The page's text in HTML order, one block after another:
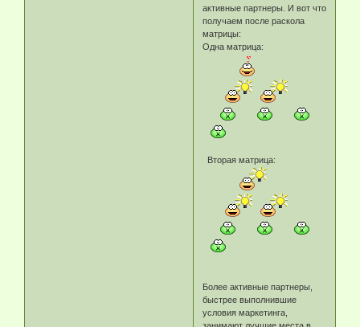
активные партнеры. И вот что
получаем после раскола
матрицы:
Одна матрица:
Вторая матрица:
Более активные партнеры,
быстрее выполнившие
условия маркетинга,